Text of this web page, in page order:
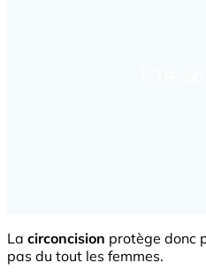
La circoncision protège donc
pas du tout les femmes.